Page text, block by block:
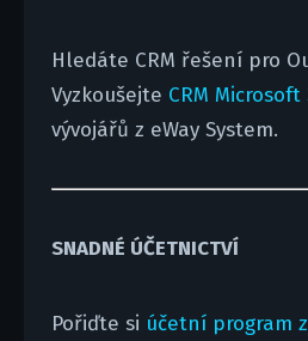
Hledáte CRM řešení pro
Vyzkoušejte CRM Microsoft
vývojářů z eWay System.
SNADNÉ ÚČETNICTVÍ
Pořiďte si účetní program